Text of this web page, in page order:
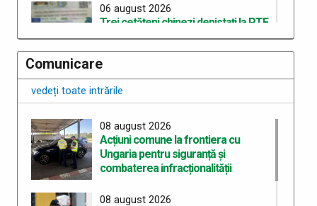
06 august 2026
Trei cetățeni chinezi depistați la PTF
Stamora-Moravița cu vize false
06 august 2026
Rezultate înregistrate la frontieră în
05 august 2026
Organizarea celui de-al treilea
curicule comune de pregătire în
Comunicare
vedeți toate intrările
08 august 2026
Acțiuni comune la frontiera cu
Ungaria pentru siguranță și
combaterea infracționalității
08 august 2026